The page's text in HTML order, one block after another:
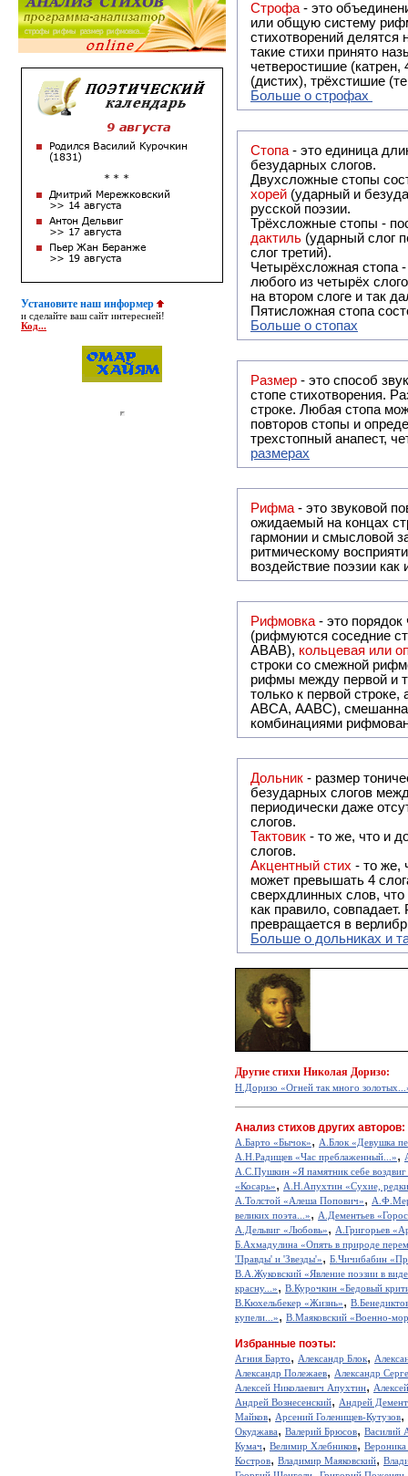
Установите наш информер
и сделайте ваш сайт интересней!
Код...
Строфа - это объединение двух
или общую систему рифм, и регулярно или периодически
стихотворений делятся на строфы и т.о. являются строфическими.
такие стихи принято называть астрофическими. Самая популярная строфа в русской поэзии -
четверостишие
(дистих), трёхстишие
Больше о строфах
Стопа - это единица
безударных слогов.
Двухсложные стопы
хорей (ударный и
русской поэзии.
Трёхсложные стопы -
дактиль (ударный слог
слог третий).
Четырёхсложная стопа
любого из четырёх
на втором слоге и так
Пятисложная стопа
Больше о стопах
Размер - это способ
стопе стихотворения.
строке. Любая стопа
повторов стопы и
трехстопный анапест,
размерах
Рифма - это звуковой повтор, традиционно используемый в поэзии и, как
ожидаемый на концах
гармонии и смысловой
ритмическому
воздействие поэзии
Рифмовка - это
(рифмуются соседние
ABAB), кольцевая или
строки со смежной
рифмы между первой и
только к первой
ABCA, AABC), смешанная или вольная рифмовка (рифмовка в сложных строфах с различными
комбинациями
Дольник - размер тонического стихосложения, в котором совпадают только ударные слоги, а количество
безударных слогов
периодически даже
слогов.
Тактовик - то же, что и дольник, только кол-во безударных слогов между ударными может достигать 4-х
слогов.
Акцентный стих - то же,
может превышать 4
сверхдлинных слов, что
как правило, совпадает. Рифма - обязательный элемент в акцентном стихе, без неё акцентный стих
превращается в
Больше о дольниках и
Другие стихи Николая Доризо:
Н.Доризо «Огней так много
Анализ стихов других авторов:
А.Барто «Бычок», А.Блок «Девушка
А.Н.Радищев «Час преблаженный...»,
А.С.Пушкин «Я памятник себе
«Косарь», А.Н.Апухтин «Сухие,
А.Толстой «Алеша Попович»,
великих поэта...», А.Дементьев
А.Дельвиг «Любовь», А.Григорьев
Б.Ахмадулина «Опять в природе
'Правды' и 'Звезды'», Б.Чичибабин
В.А.Жуковский «Явление поэзии в
красну...», В.Курочкин «Бедовый
В.Кюхельбекер «Жизнь»,
купели...», В.Маяковский «Военно-
Избранные поэты:
Агния Барто, Александр Блок,
Александр Полежаев, Александр
Алексей Николаевич Апухтин,
Андрей Вознесенский, Андрей
Майков, Арсений Голенищев-Кутузов,
Окуджава, Валерий Брюсов, Василий
Кумач, Велимир Хлебников,
Костров, Владимир Маяковский,